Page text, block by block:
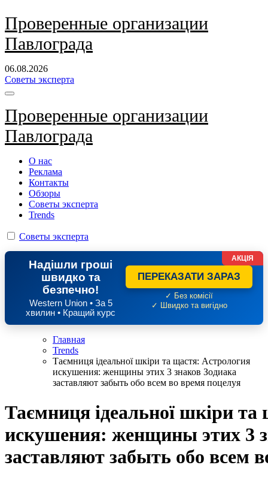
Перейти
к
содержанию
Проверенные организации
Павлограда
06.08.2026
Советы эксперта
Проверенные организации
Павлограда
О нас
Реклама
Контакты
Обзоры
Советы эксперта
Trends
Советы эксперта
Надішли гроші
швидко та
безпечно!
Western Union • За 5
хвилин • Кращий курс
ПЕРЕКАЗАТИ ЗАРАЗ
✓ Без комісії
✓ Швидко та вигідно
АКЦІЯ
Главная
Trends
Таємниця ідеальної шкіри та щастя: Астрология
искушения: женщины этих 3 знаков Зодиака
заставляют забыть обо всем во время поцелуя
Таємниця ідеальної шкіри
искушения: женщины этих 3
заставляют забыть обо всем